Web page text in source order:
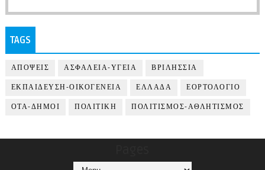
TAGS
ΑΠΟΨΕΙΣ ΑΣΦΑΛΕΙΑ-ΥΓΕΙΑ ΒΡΙΛΗΣΣΙΑ
ΕΚΠΑΙΔΕΥΣΗ-ΟΙΚΟΓΕΝΕΙΑ ΕΛΛΑΔΑ ΕΟΡΤΟΛΟΓΙΟ
ΟΤΑ-ΔΗΜΟΙ ΠΟΛΙΤΙΚΗ ΠΟΛΙΤΙΣΜΟΣ-ΑΘΛΗΤΙΣΜΟΣ